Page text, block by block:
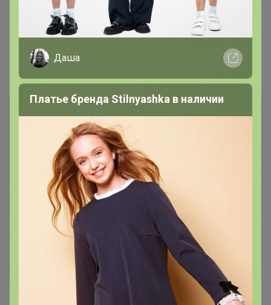
1 2
Чтобы ответить или задать вопрос
необходимо авторизоваться на сайте
Это займет меньше минуты
Войти Зарегистрироваться
Даша
Платье бренда Stilnyashka в наличии